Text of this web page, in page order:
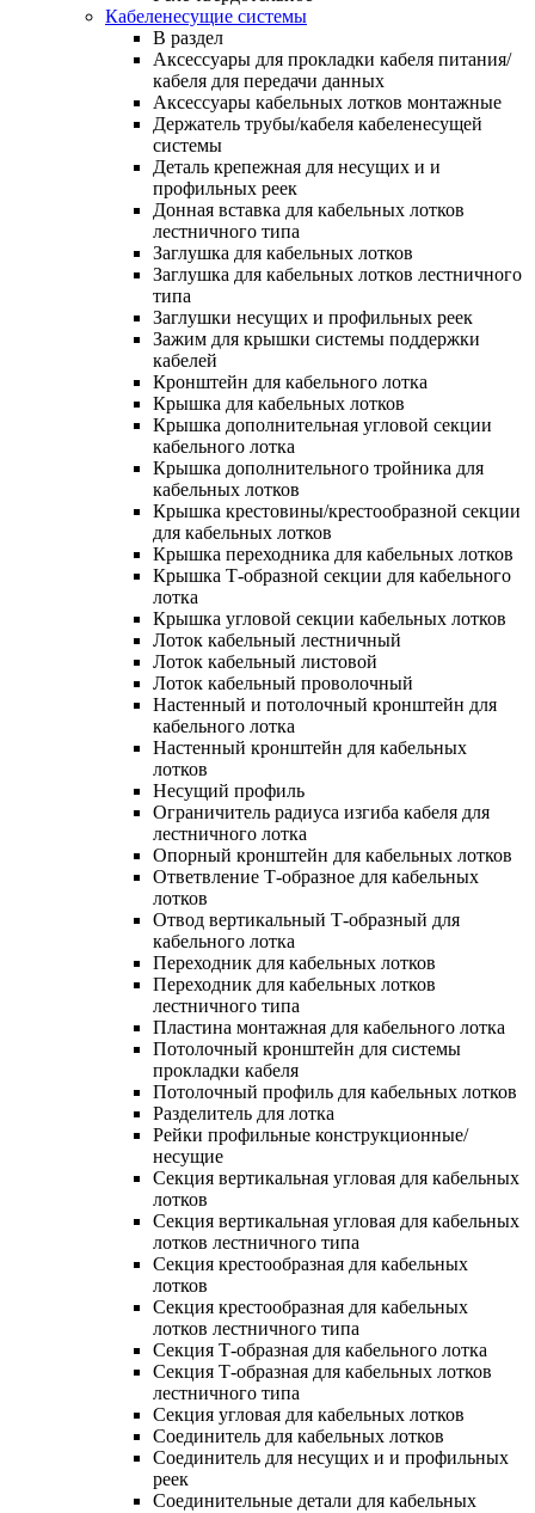
Кабеленесущие системы
В раздел
Аксессуары для прокладки кабеля питания/
кабеля для передачи данных
Аксессуары кабельных лотков монтажные
Держатель трубы/кабеля кабеленесущей
системы
Деталь крепежная для несущих и и
профильных реек
Донная вставка для кабельных лотков
лестничного типа
Заглушка для кабельных лотков
Заглушка для кабельных лотков лестничного
типа
Заглушки несущих и профильных реек
Зажим для крышки системы поддержки
кабелей
Кронштейн для кабельного лотка
Крышка для кабельных лотков
Крышка дополнительная угловой секции
кабельного лотка
Крышка дополнительного тройника для
кабельных лотков
Крышка крестовины/крестообразной секции
для кабельных лотков
Крышка переходника для кабельных лотков
Крышка Т-образной секции для кабельного
лотка
Крышка угловой секции кабельных лотков
Лоток кабельный лестничный
Лоток кабельный листовой
Лоток кабельный проволочный
Настенный и потолочный кронштейн для
кабельного лотка
Настенный кронштейн для кабельных
лотков
Несущий профиль
Ограничитель радиуса изгиба кабеля для
лестничного лотка
Опорный кронштейн для кабельных лотков
Ответвление Т-образное для кабельных
лотков
Отвод вертикальный Т-образный для
кабельного лотка
Переходник для кабельных лотков
Переходник для кабельных лотков
лестничного типа
Пластина монтажная для кабельного лотка
Потолочный кронштейн для системы
прокладки кабеля
Потолочный профиль для кабельных лотков
Разделитель для лотка
Рейки профильные конструкционные/
несущие
Секция вертикальная угловая для кабельных
лотков
Секция вертикальная угловая для кабельных
лотков лестничного типа
Секция крестообразная для кабельных
лотков
Секция крестообразная для кабельных
лотков лестничного типа
Секция Т-образная для кабельного лотка
Секция Т-образная для кабельных лотков
лестничного типа
Секция угловая для кабельных лотков
Соединитель для кабельных лотков
Соединитель для несущих и и профильных
реек
Соединительные детали для кабельных